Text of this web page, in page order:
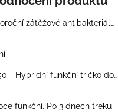
PRO-OPS - Celoroční zátěžové antibakteriální ponožky
je 5 z 5 hvězdiček.
PRO-ACTIVE 150 - Hybridní funkční tričko do zátěže - Pánské
je 5 z 5 hvězdiček.
funkční. Po 3 dnech treku